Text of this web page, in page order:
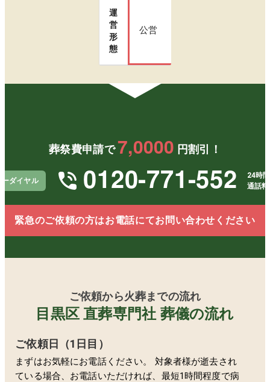
運
営
形
態
公営
葬祭費申請で 7,0000 円割引！
ーダイヤル 0120-771-552
24時
通話
緊急のご依頼の方はお電話にてお問い合わせください
ご依頼から火葬までの流れ
目黒区 直葬専門社 葬儀の流れ
ご依頼日（1日目）
まずはお気軽にお電話ください。 対象者様が逝去され
ている場合、お電話いただければ、最短1時間程度で病